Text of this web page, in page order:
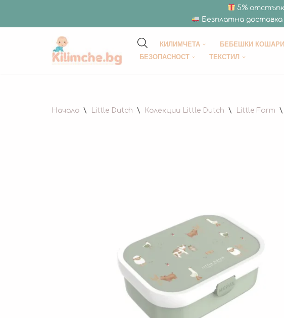
5%
Безплатна доставка
Продължете
КИЛИМЧЕТА БЕБЕШКИ КОШАРИ
БЕЗОПАСНОСТ
ТЕКСТИЛ
Начало \ Little Dutch \ Колекции Little Dutch \ Little Farm \